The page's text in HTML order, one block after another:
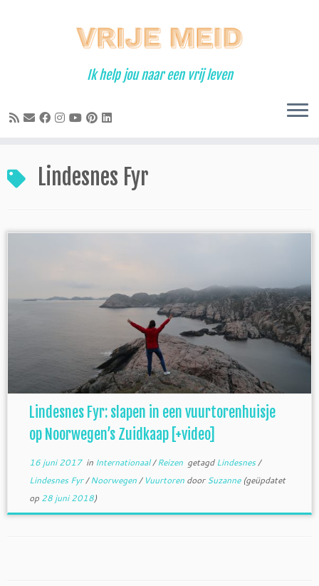
Ik help jou naar een vrij leven
Lindesnes Fyr
Lindesnes Fyr: slapen in een vuurtorenhuisje
op Noorwegen’s Zuidkaap [+video]
16 juni 2017in Internationaal/Reizen getagdLindesnes/
Lindesnes Fyr/Noorwegen/ Vuurtoren doorSuzanne(geüpdatet
op 28 juni 2018)